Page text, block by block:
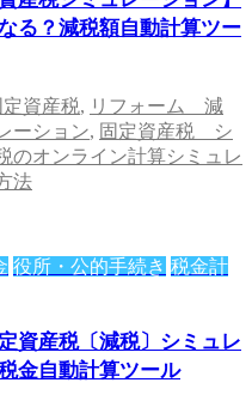
る？減税額自動計算ツー
資産税, リフォーム 減
ーション, 固定資産税 シ
のオンライン計算シミュレ
法
役所・公的手続き 税金計
資産税〔減税〕シミュレ
金自動計算ツール